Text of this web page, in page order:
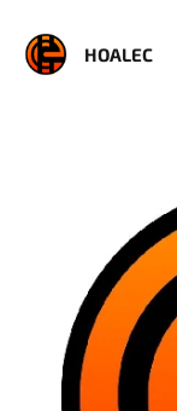
HOALEC